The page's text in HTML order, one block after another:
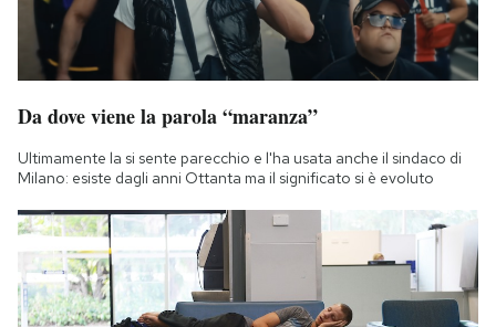
Da dove viene la parola “maranza”
Ultimamente la si sente parecchio e l'ha usata anche il sindaco di
Milano: esiste dagli anni Ottanta ma il significato si è evoluto